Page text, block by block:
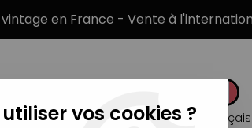
en France - Vente à
Français
vos cookies ?